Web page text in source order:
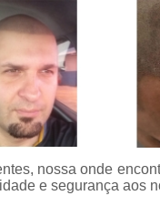
nossa onde
e segurança aos